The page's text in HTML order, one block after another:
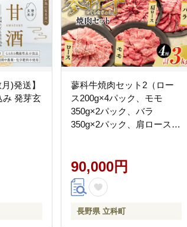
)発送】
み 発芽玄
蓼科牛焼肉セット2（ロー
ス200g×4パック、モモ
350g×2パック、バラ
350g×2パック、肩ロース
90,000円
長野県 立科町